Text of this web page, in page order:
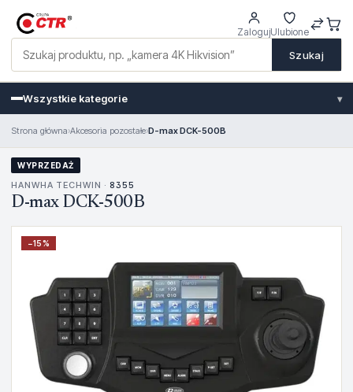
Szukaj
ZalogujUlubione
Wszystkie kategorie ▾
Strona główna›Akcesoria pozostałe›D-max DCK-500B
WYPRZEDAŻ
HANWHA TECHWIN · 8355
D-max DCK-500B
−15%